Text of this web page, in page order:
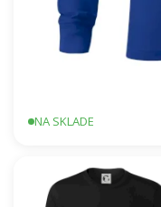
NA SKLADE